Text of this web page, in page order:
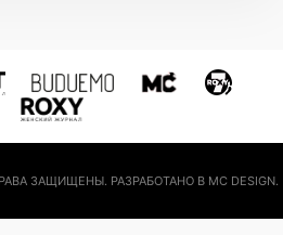
ЗАЩИЩЕНЫ. РАЗРАБОТАНО В MC DESIGN.